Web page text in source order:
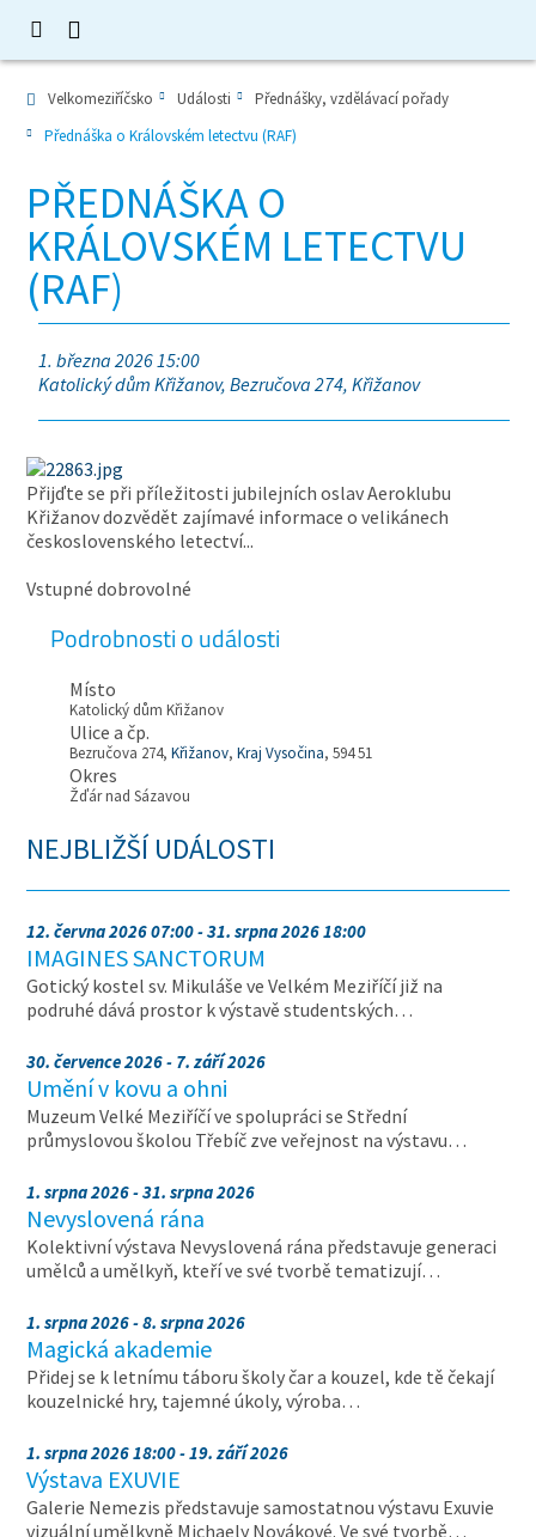
Velkomeziříčsko Události
Přednášky, vzdělávací pořady
Přednáška o Královském letectvu (RAF)
PŘEDNÁŠKA O
KRÁLOVSKÉM LETECTVU
(RAF)
1. března 2026 15:00
Katolický dům Křižanov, Bezručova 274, Křižanov
Přijďte se při příležitosti jubilejních oslav Aeroklubu
Křižanov dozvědět zajímavé informace o velikánech
československého letectví...
Vstupné dobrovolné
Podrobnosti o události
Místo
Katolický dům Křižanov
Ulice a čp.
Bezručova 274,Křižanov,Kraj Vysočina, 594 51
Okres
Žďár nad Sázavou
NEJBLIŽŠÍ UDÁLOSTI
12. června 2026 07:00 - 31. srpna 2026 18:00
IMAGINES SANCTORUM
Gotický kostel sv. Mikuláše ve Velkém Meziříčí již na
podruhé dává prostor k výstavě studentských…
30. července 2026 - 7. září 2026
Umění v kovu a ohni
Muzeum Velké Meziříčí ve spolupráci se Střední
průmyslovou školou Třebíč zve veřejnost na výstavu…
1. srpna 2026 - 31. srpna 2026
Nevyslovená rána
Kolektivní výstava Nevyslovená rána představuje generaci
umělců a umělkyň, kteří ve své tvorbě tematizují…
1. srpna 2026 - 8. srpna 2026
Magická akademie
Přidej se k letnímu táboru školy čar a kouzel, kde tě čekají
kouzelnické hry, tajemné úkoly, výroba…
1. srpna 2026 18:00 - 19. září 2026
Výstava EXUVIE
Galerie Nemezis představuje samostatnou výstavu Exuvie
vizuální umělkyně Michaely Novákové. Ve své tvorbě…